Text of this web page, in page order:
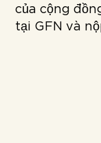
của cộng
tại GFN và